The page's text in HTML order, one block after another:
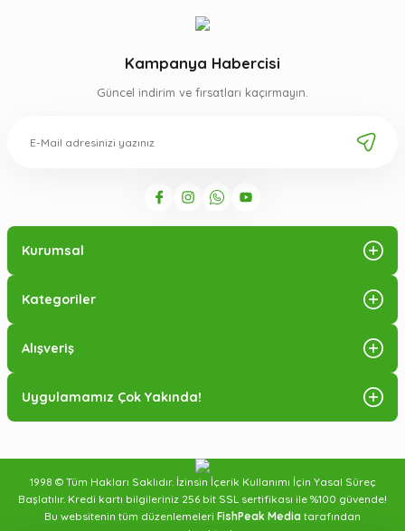
Kampanya Habercisi
Güncel indirim ve fırsatları kaçırmayın.
Kurumsal
Kategoriler
Alışveriş
Uygulamamız Çok Yakında!
1998 © Tüm Hakları Saklıdır. İzinsin İçerik Kullanımı İçin Yasal Süreç
Başlatılır. Kredi kartı bilgileriniz 256 bit SSL sertifikası ile %100 güvende!
Bu websitenin tüm düzenlemeleri FishPeak Media tarafından